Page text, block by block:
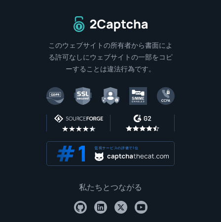
ホームページに戻る
このウェブサイトの所有者から書面によ
る許可なしにウェブサイトの一部をコピ
ーすることは違法行為です。
監視サービスの評価で1位
私たちとつながる